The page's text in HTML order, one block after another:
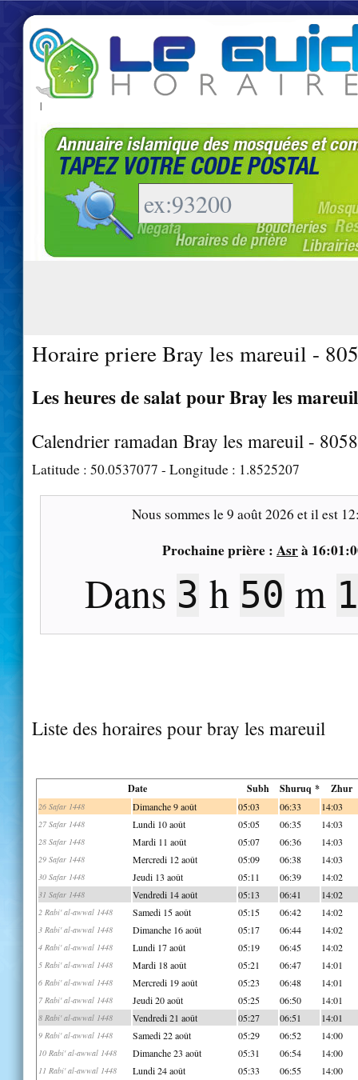
|
Horaire priere Bray les mareuil -
Les heures de salat pour Bray les
Calendrier ramadan Bray les mareuil -
Latitude : 50.0537077 - Longitude : 1.8525207
Nous sommes le9 août 2026 et il est
Prochaine prière : Asrà
Dans 3 h 50 m
Liste des horaires pour bray les mareuil
Date Subh Shuruq * Zhur
26 Safar 1448 Dimanche 9 août 05:03 06:33 14:03
27 Safar 1448 Lundi 10 août 05:05 06:35 14:03
28 Safar 1448 Mardi 11 août 05:07 06:36 14:03
29 Safar 1448 Mercredi 12 août 05:09 06:38 14:03
30 Safar 1448 Jeudi 13 août 05:11 06:39 14:02
31 Safar 1448 Vendredi 14 août 05:13 06:41 14:02
2 Rabi' al-awwal 1448 Samedi 15 août 05:15 06:42 14:02
3 Rabi' al-awwal 1448 Dimanche 16 août 05:17 06:44 14:02
4 Rabi' al-awwal 1448 Lundi 17 août 05:19 06:45 14:02
5 Rabi' al-awwal 1448 Mardi 18 août 05:21 06:47 14:01
6 Rabi' al-awwal 1448 Mercredi 19 août 05:23 06:48 14:01
7 Rabi' al-awwal 1448 Jeudi 20 août 05:25 06:50 14:01
8 Rabi' al-awwal 1448 Vendredi 21 août 05:27 06:51 14:01
9 Rabi' al-awwal 1448 Samedi 22 août 05:29 06:52 14:00
10 Rabi' al-awwal 1448 Dimanche 23 août 05:31 06:54 14:00
11 Rabi' al-awwal 1448 Lundi 24 août 05:33 06:55 14:00